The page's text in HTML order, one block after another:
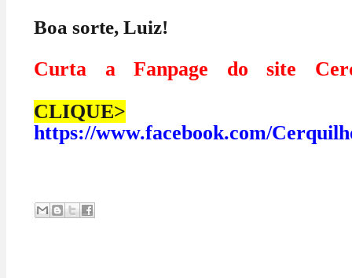
Boa sorte, Luiz!
Curta a Fanpage do site
CLIQUE>
https://www.facebook.com/